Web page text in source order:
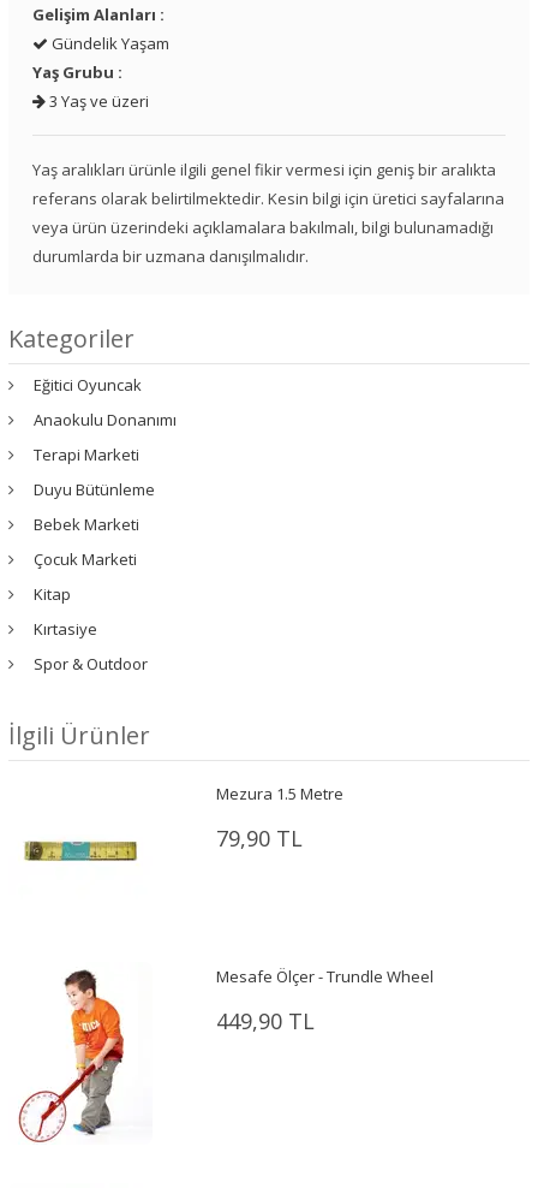
Gelişim Alanları :
Gündelik Yaşam
Yaş Grubu :
3 Yaş ve üzeri
Yaş aralıkları ürünle ilgili genel fikir vermesi için geniş bir aralıkta
referans olarak belirtilmektedir. Kesin bilgi için üretici sayfalarına
veya ürün üzerindeki açıklamalara bakılmalı, bilgi bulunamadığı
durumlarda bir uzmana danışılmalıdır.
Kategoriler
Eğitici Oyuncak
Anaokulu Donanımı
Terapi Marketi
Duyu Bütünleme
Bebek Marketi
Çocuk Marketi
Kitap
Kırtasiye
Spor & Outdoor
İlgili Ürünler
Mezura 1.5 Metre
79,90 TL
Mesafe Ölçer - Trundle Wheel
449,90 TL